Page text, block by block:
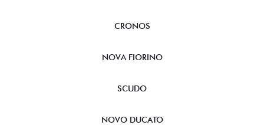
CRONOS
NOVA FIORINO
SCUDO
NOVO DUCATO